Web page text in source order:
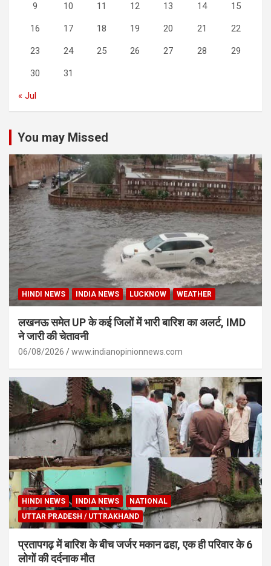
9 10 11 12 13 14 15
16 17 18 19 20 21 22
23 24 25 26 27 28 29
30 31
« Jul
You may Missed
HINDI NEWS INDIA NEWS LUCKNOW WEATHER
लखनऊ समेत UP के कई जिलों में भारी बारिश का अलर्ट, IMD
ने जारी की चेतावनी
06/08/2026 www.indianopinionnews.com
HINDI NEWS INDIA NEWS
NATIONAL
UTTAR PRADESH / UTTRAKHAND
प्रतापगढ़ में बारिश के बीच जर्जर मकान ढहा, एक ही परिवार के 6
लोगों की दर्दनाक मौत